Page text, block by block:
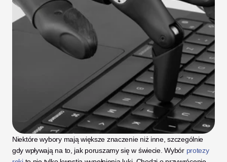
Niektóre wybory mają większe znaczenie niż inne, szczególnie
gdy wpływają na to, jak poruszamy się w świecie. Wybór protezy